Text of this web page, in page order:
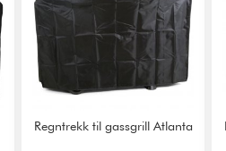
Regntrekk til gassgrill Atlanta